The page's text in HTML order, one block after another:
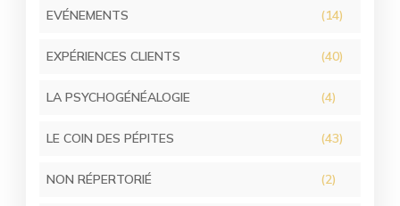
EVÉNEMENTS (14)
EXPÉRIENCES CLIENTS (40)
LA PSYCHOGÉNÉALOGIE (4)
LE COIN DES PÉPITES (43)
NON RÉPERTORIÉ (2)